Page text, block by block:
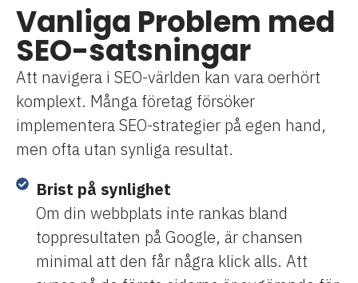
Vanliga Problem med
SEO-satsningar
Att navigera i SEO-världen kan vara oerhört
komplext. Många företag försöker
implementera SEO-strategier på egen hand,
men ofta utan synliga resultat.
Brist på synlighet
Om din webbplats inte rankas bland
toppresultaten på Google, är chansen
minimal att den får några klick alls. Att